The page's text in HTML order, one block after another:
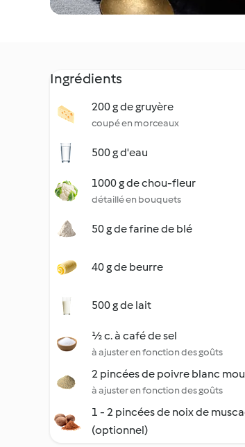
Ingrédients
200 g de gruyère
coupé en morceaux
500 g d'eau
1000 g de chou-fleur
détaillé en bouquets
50 g de farine de blé
40 g de beurre
500 g de lait
½ c. à café de sel
à ajuster en fonction des goûts
2 pincées de poivre blanc
à ajuster en fonction des goûts
1 - 2 pincées de noix de
(optionnel)